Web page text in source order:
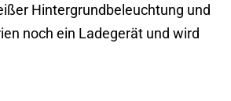
Hintergrundbeleuchtung und
noch ein Ladegerät und wird